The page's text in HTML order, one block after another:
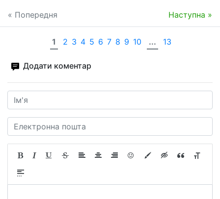
« Попередня Наступна »
1 2 3 4 5 6 7 8 9 10 ... 13
Додати коментар